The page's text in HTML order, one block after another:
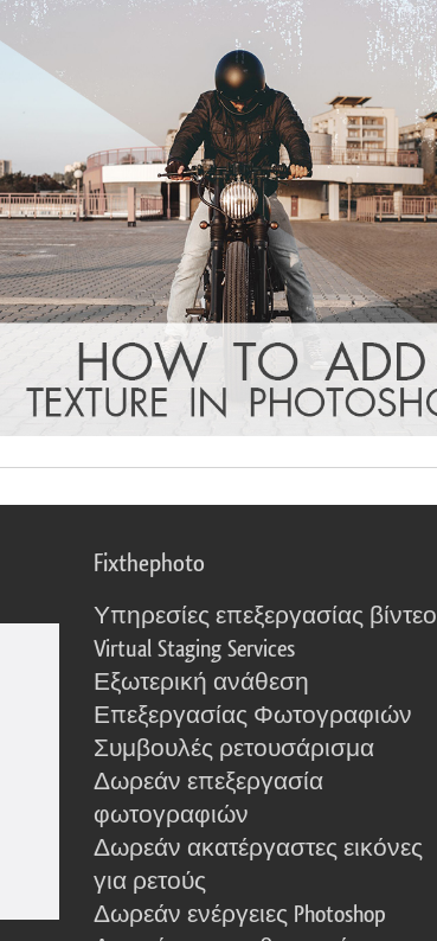
Fixthephoto
Υπηρεσίες επεξεργασίας βίντεο
Virtual Staging Services
Εξωτερική ανάθεση
Επεξεργασίας Φωτογραφιών
Συμβουλές ρετουσάρισμα
Δωρεάν επεξεργασία
φωτογραφιών
Δωρεάν ακατέργαστες εικόνες
για ρετούς
Δωρεάν ενέργειες Photoshop